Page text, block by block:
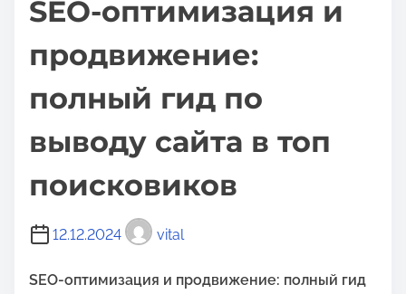
SEO-оптимизация и
продвижение:
полный гид по
выводу сайта в топ
поисковиков
12.12.2024 vital
SEO-оптимизация и продвижение: полный гид